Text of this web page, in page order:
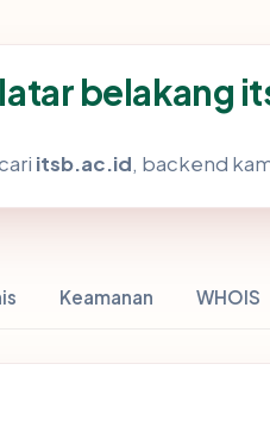
belakang
itsb.ac.id, backend
Keamanan WHOIS